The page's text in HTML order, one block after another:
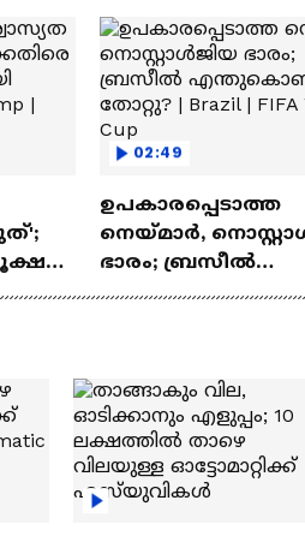
02:49
ഉപകാരപ്പെടാത്ത
നെയ്‌മാർ,
ഭാരം; ബ്രസീൽ
എന്തുകൊണ്ട്